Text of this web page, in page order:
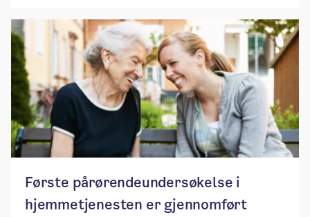
Første pårørendeundersøkelse i
hjemmetjenesten er gjennomført